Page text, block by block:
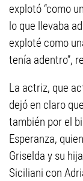
explotó “como
lo que llevaba
exploté como
tenía adentro”,
La actriz, que
dejó en claro
también por el
Esperanza,
Griselda y su
Siciliani con